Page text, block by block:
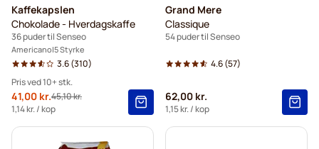
Kaffekapslen
Chokolade - Hverdagskaffe
36 puder til Senseo
Americano 5 Styrke
3.6(310)
Pris ved 10+ stk.
Tilbudspris
41,00 kr.Normalpris
45,10 kr.
1,14 kr./ kop
5+ =43,05 kr.
10+ =41,00 kr.
Grand Mere
Classique
54 puder til Senseo
4.6(57)
62,00 kr.
1,15 kr./ kop